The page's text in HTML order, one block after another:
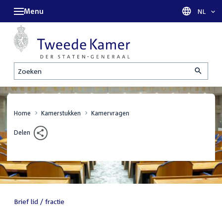
Zoeken
Menu Taal
NL
Home Kamerstukken Kamervragen
Delen
Brief lid / fractie